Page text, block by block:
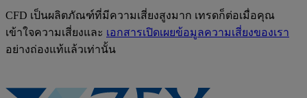
CFD เป็นผลิตภัณฑ์ที่มีความเสี่ยงสูงมาก เทรดก็ต่อเมื่อคุณ
เข้าใจความเสี่ยงและ เอกสารเปิดเผยข้อมูลความเสี่ยงของเรา
อย่างถ่องแท้แล้วเท่านั้น